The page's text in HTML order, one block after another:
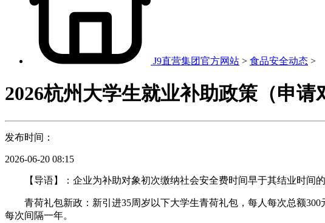
J9直营集团官方网站 > 食品安全动态 >
2026杭州大学生就业补助政策（申请
发布时间：
2026-06-20 08:15
【导语】：企业为补助对象初次缴纳社会安全费时间早于其结业时间的
青荷礼包新政：新引进35周岁以下大学生青荷礼包，每人每次总额300
每次间隔一年。